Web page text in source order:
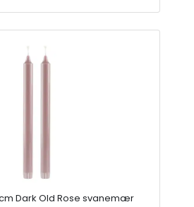
Dark Old Rose svanemær